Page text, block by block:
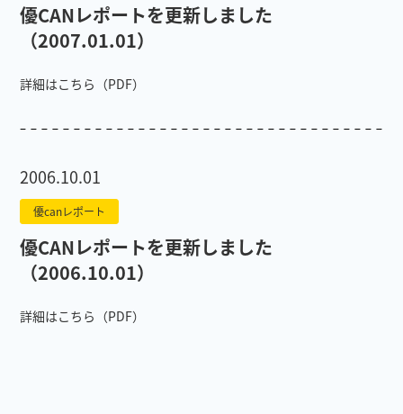
優CANレポートを更新しました
（2007.01.01）
詳細はこちら（PDF）
2006.10.01
優canレポート
優CANレポートを更新しました
（2006.10.01）
詳細はこちら（PDF）